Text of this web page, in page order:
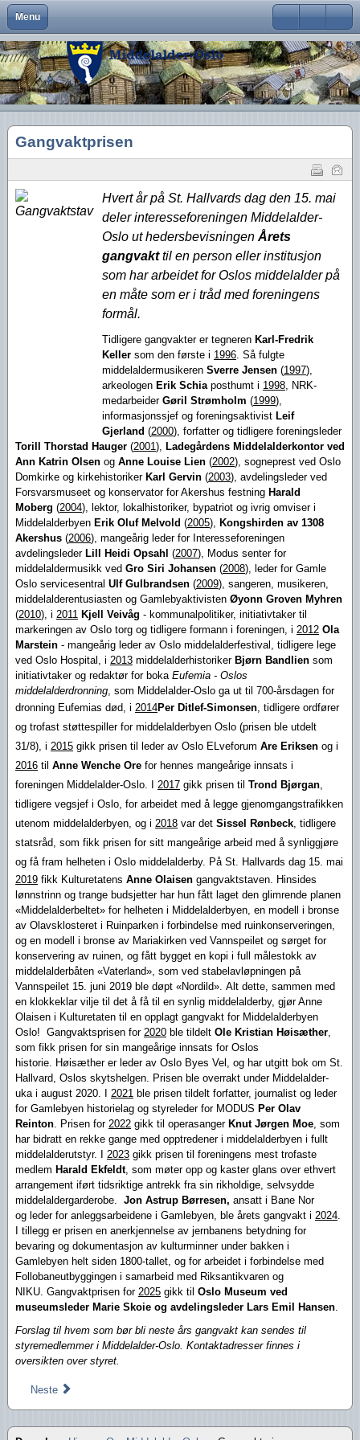
Menu Close
Om Middelalder-Oslo
Hva er Middelalder-Oslo?
Hva vi vil
Aktiviteter
Middelalderbyen i dag
Oslo i middelalderen
Lederartikler
Medlemsfordeler og faste arrangementer
Vedtekter
Foreningens navn og logo
Gangvaktprisen
Styremedlemmer
Kontakt oss
Kontaktinfo
Formål
Visjon
Handlingsplan
Middelalderbyens framtid
Uttalelser
Møter og foredrag
Våre arrangementer
Medlemsturer
Andres arrangementer
Gjennomførte arrangementer
Gjennomførte turer
Middelalderbeltet
Middelalderparken
Presse
Middelalderbyen
Dagligliv
Arkeologiske funn
Ny viten
Medlemsblad
Brukernavn
Passord
Husk meg
Glemt ditt passord?
Gangvaktprisen
Hvert år på St. Hallvards dag den 15. mai
deler interesseforeningen Middelalder-
Oslo ut heders­bevisningen Årets
gangvakttil en person eller institusjon
som har arbei­det for Oslos middelalder på
en måte som er i tråd med foreningens
formål.
Tidligere gangvakter er tegneren Karl-Fredrik
Keller som den første i 1996. Så fulgte
middelaldermusikeren Sverre Jensen (1997),
arkeologen Erik Schiaposthumt i 1998, NRK-
medar­beider Gøril Strømholm (1999),
informasjonssjef og foreningsaktivist Leif
Gjerland (2000), for­fatter og tidligere foreningsleder
Torill Thorstad Hauger (2001), Lade­gårdens Middelalderkontor ved
Ann Katrin Olsen og Anne Louise Lien (2002), sogne­prest ved Oslo
Domkirke og kirke­historiker Karl Gervin (2003), avdelingsleder ved
Forsvarsmuseet og konservator for Akershus festning Harald
Moberg (2004), lektor, lokalhistoriker, bypatriot og ivrig omviser i
Middelal­der­byen Erik Oluf Melvold (2005), Kongshirden av 1308
Akershus (2006), mangeårig leder for Interesseforeningen
avdelingsleder Lill Heidi Opsahl (2007), Modus senter for
middelaldermusikk ved Gro Siri Johansen (2008), leder for Gamle
Oslo servicesentral Ulf Gul­brandsen (2009), sangeren, musikeren,
middelalder­entusiasten og Gamleby­aktivisten Øyonn Groven Myhren
(2010), i 2011 Kjell Veivåg - kommunalpolitiker, initiativtaker til
markeringen av Oslo torg og tidligere formann i foreningen, i 2012 Ola
Marstein - mangeårig leder av Oslo middelalderfestival, tidligere lege
ved Oslo Hospital, i 2013 middelalderhistoriker Bjørn Bandlien som
initiativtaker og redaktør for boka Eufemia - Oslos
middelalderdronning, som Middelalder-Oslo ga ut til 700-årsdagen for
dronning Eufemias død, i 2014Per Ditlef-Simonsen, tidligere ordfører
og trofast støttespiller for middelalderbyen Oslo (prisen ble utdelt
31/8), i 2015 gikk prisen til leder av Oslo ELveforum Are Eriksen og i
2016 til Anne Wenche Ore for hennes mangeårige innsats i
foreningen Middelalder-Oslo. I 2017 gikk prisen til Trond Bjørgan,
tidligere vegsjef i Oslo, for arbeidet med å legge gjenomgangstrafikken
utenom middelalderbyen, og i 2018 var det Sissel Rønbeck, tidligere
statsråd, som fikk prisen for sitt mangeårige arbeid med å synliggjøre
og få fram helheten i Oslo middelalderby. På St. Hallvards dag 15. mai
2019 fikk Kulturetatens Anne Olaisen gangvaktstaven. Hinsides
lønnstrinn og trange budsjetter har hun fått l aget den glimrende planen
«Middelalderbeltet» for helheten i Middelalderbyen, en modell i bronse
av Olavsklosteret i Ruinparken i forbindelse med ruinkonserveringen,
og en modell i bronse av Mariakirken ved Vannspeilet og sørget for
konservering av ruinen, og fått bygget en kopi i full målestokk av
middelalderbåten «Vaterland», som ved stabelavløpningen på
Vannspeilet 15. juni 2019 ble døpt «Nordild». Alt dette, sammen med
en klokkeklar vilje til det å få til en synlig middelalderby, gjør Anne
Olaisen i Kulturetaten til en opplagt gangvakt for Middelalderbyen
Oslo! Gangvaktsprisen for 2020 ble tildelt Ole Kristian Høisæther,
som fikk prisen for sin mangeårige innsats for Oslos
historie. Høisæther er leder av Oslo Byes Vel, og har utgitt bok om St.
Hallvard, Oslos skytshelgen. Prisen ble overrakt under Middelalder-
uka i august 2020. I 2021 ble prisen tildelt forfatter, journalist og leder
for Gamlebyen historielag og styreleder for MODUS Per Olav
Reinton. Prisen for 2022 gikk til operasangerKnut Jørgen Moe, som
har bidratt en rekke gange med opptredener i middelalderbyen i fullt
middelalderutstyr. I 2023 gikk prisen til foreningens mest trofaste
medlem Harald Ekfeldt, som møter opp og kaster glans over ethvert
arrangement iført tidsriktige antrekk fra sin rikholdige, selvsydde
middelaldergarderobe. Jon Astrup Børresen, ansatt i Bane Nor
og leder for anleggsarbeidene i Gamlebyen, ble årets gangvakt i 2024.
I tillegg er prisen en anerkjennelse av jernbanens betydning for
bevaring og dokumentasjon av kulturminner under bakken i
Gamlebyen helt siden 1800-tallet, og for arbeidet i forbindelse med
Follobaneutbyggingen i samarbeid med Riksantikvaren og
NIKU. Gangvaktprisen for 2025 gikk til Oslo Museum ved
museumsleder Marie Skoie og avdelingsleder Lars Emil Hansen.
Forslag til hvem som bør bli neste års gangvakt kan sendes til
styremedlemmer i Middelalder-Oslo. Kontaktadresser finnes i
oversikten over styret.
Neste